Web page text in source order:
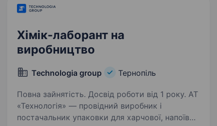
Хімік-лаборант на
виробництво
Technologia group Тернопіль
Повна зайнятість. Досвід роботи від 1 року. АТ
«Технологія» — провідний виробник і
постачальник упаковки для харчової, напоїв